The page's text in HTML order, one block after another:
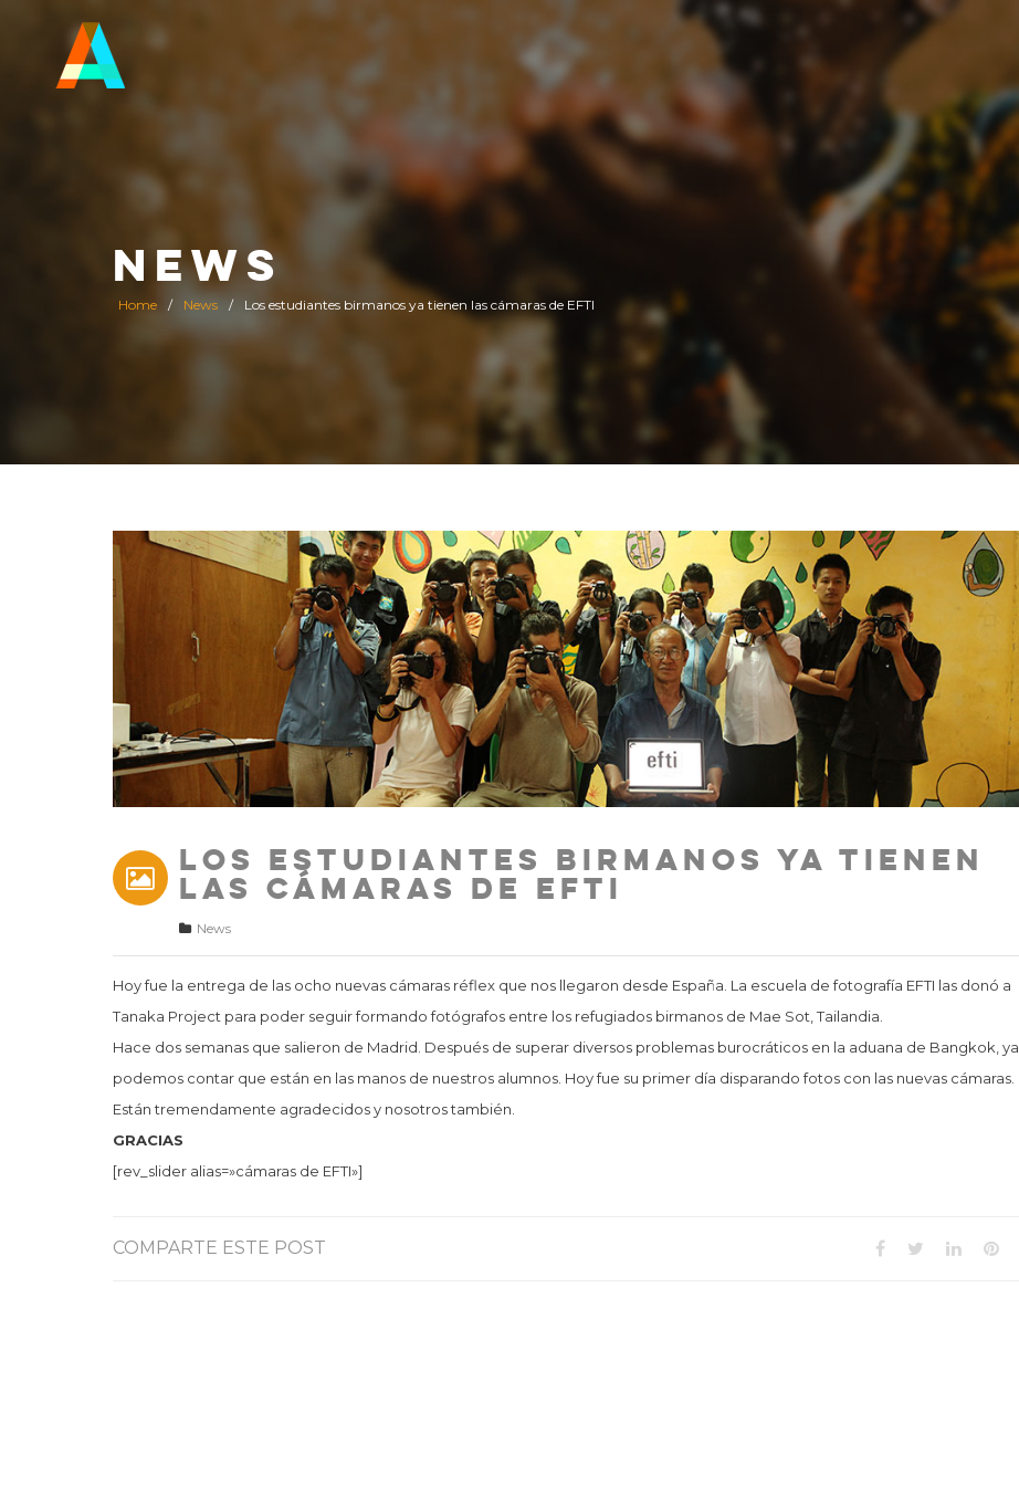
NEWS
Home / News / Los estudiantes birmanos ya tienen las cámaras de EFTI
Los estudiantes birmanos ya tienen
las cámaras de EFTI
News
Hoy fue la entrega de las ocho nuevas cámaras réflex que nos llegaron desde España. La escuela de fotografía EFTI las donó a
Tanaka Project para poder seguir formando fotógrafos entre los refugiados birmanos de Mae Sot, Tailandia.
Hace dos semanas que salieron de Madrid. Después de superar diversos problemas burocráticos en la aduana de Bangkok, ya
podemos contar que están en las manos de nuestros alumnos. Hoy fue su primer día disparando fotos con las nuevas cámaras.
Están tremendamente agradecidos y nosotros también.
GRACIAS
[rev_slider alias=»cámaras de EFTI»]
COMPARTE ESTE POST